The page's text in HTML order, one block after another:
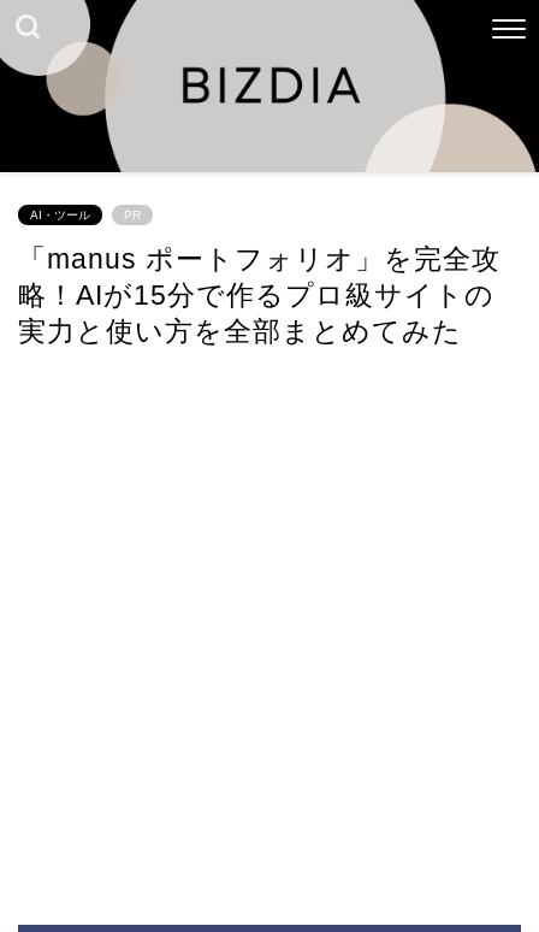
AI・ツール PR
「manus ポートフォリオ」を完全攻
略！AIが15分で作るプロ級サイトの
実力と使い方を全部まとめてみた